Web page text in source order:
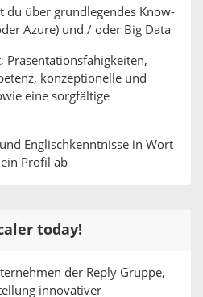
du über grundlegendes Know-
Azure) und / oder Big Data
Präsentationsfähigkeiten,
konzeptionelle und
eine sorgfältige
Englischkenntnisse in Wort
Profil ab
today!
der Reply Gruppe,
innovativer